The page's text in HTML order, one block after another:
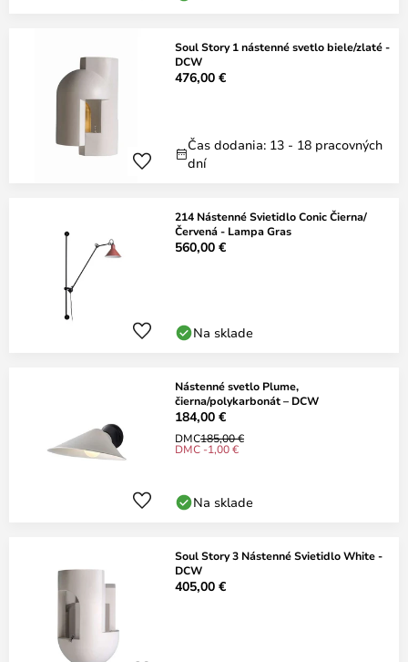
Soul Story 1 nástenné svetlo biele/zlaté -
DCW
476,00 €
Čas dodania: 13 - 18 pracovných
dní
214 Nástenné Svietidlo Conic Čierna/
Červená - Lampa Gras
560,00 €
Na sklade
Nástenné svetlo Plume,
čierna/polykarbonát – DCW
184,00 €
DMC185,00 €
DMC -1,00 €
Na sklade
Soul Story 3 Nástenné Svietidlo White -
DCW
405,00 €